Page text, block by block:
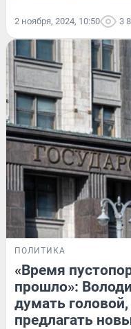
2 ноября, 2024, 10:50 3
ПОЛИТИКА
«Время
прошло»:
думать
предлагать